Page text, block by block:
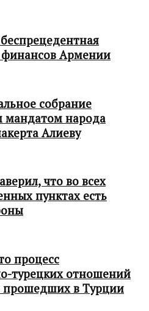
Армении
собрание
мандатом народа
Алиеву
что во всех
пунктах есть
процесс
турецких отношений
прошедших в Турции